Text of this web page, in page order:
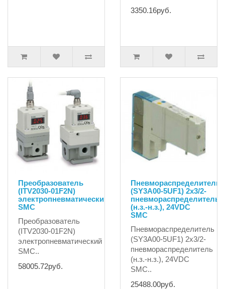
3350.16руб.
Преобразователь
(ITV2030-01F2N)
электропневматический
SMC
Преобразователь
(ITV2030-01F2N)
электропневматический
SMC..
58005.72руб.
Пневмораспределитель
(SY3A00-5UF1) 2x3/2-
пневмораспределитель
(н.з.-н.з.), 24VDC
SMC
Пневмораспределитель
(SY3A00-5UF1) 2x3/2-
пневмораспределитель
(н.з.-н.з.), 24VDC
SMC..
25488.00руб.